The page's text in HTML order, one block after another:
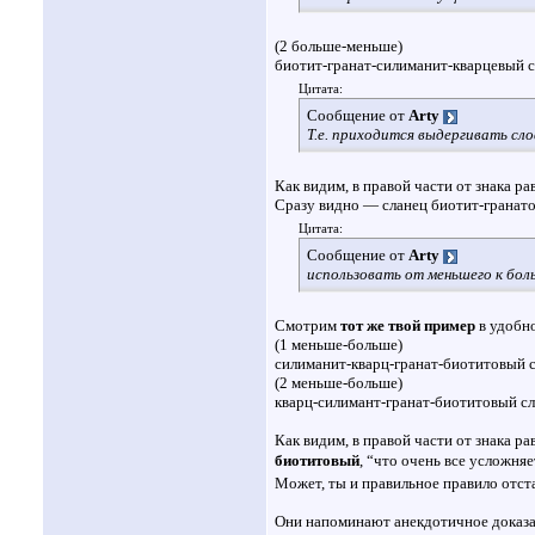
(2 больше-меньше)
биотит-гранат-силиманит-кварцевый
Цитата:
Сообщение от Arty
Т.е. приходится выдергивать
Как видим, в правой части от знака
Сразу видно — сланец биотит-
Цитата:
Сообщение от Arty
использовать от меньшего к
Смотрим тот же твой пример в
(1 меньше-больше)
силиманит-кварц-гранат-биотитовый
(2 меньше-больше)
кварц-силимант-гранат-биотитовый
Как видим, в правой части от знака
биотитовый, “что очень все
Может, ты и правильное правило
Они напоминают анекдотичное